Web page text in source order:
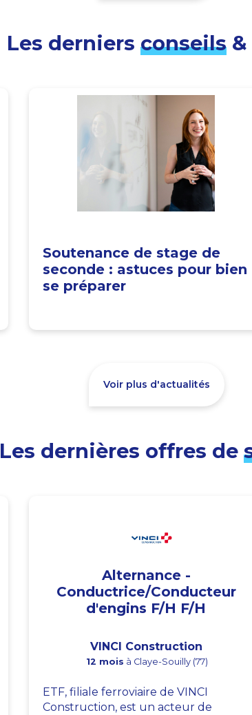
Les derniers conseils &
Soutenance de stage de
seconde : astuces pour bien
se préparer
Voir plus d'actualités
Les dernières offres de
Alternance -
Conductrice/Conducteur
d'engins F/H F/H
VINCI Construction
12 mois à Claye-Souilly (77)
ETF, filiale ferroviaire de VINCI
Construction, est un acteur de